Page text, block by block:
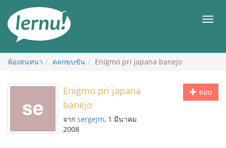
สารบัญ
เมนู
ห้องสนทนา ตลกขบขัน Enigmo pri japana banejo
ตอบ
Enigmo pri japana
banejo
จาก sergejm, 1 มีนาคม
2008